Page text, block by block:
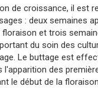
de croissance, il est
: deux semaines
floraison et trois
du soin des
Le buttage est
l'apparition des
le début de la